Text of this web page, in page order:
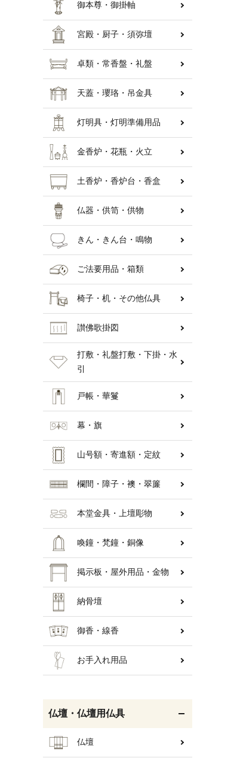
御本尊・御掛軸
宮殿・厨子・須弥壇
卓類・常香盤・礼盤
天蓋・瓔珞・吊金具
灯明具・灯明準備用品
金香炉・花瓶・火立
土香炉・香炉台・香盒
仏器・供笥・供物
きん・きん台・鳴物
ご法要用品・箱類
椅子・机・その他仏具
讃佛歌掛図
打敷・礼盤打敷・下掛・水
引
戸帳・華鬘
幕・旗
山号額・寄進額・定紋
欄間・障子・襖・翠簾
本堂金具・上壇彫物
喚鐘・梵鐘・銅像
掲示板・屋外用品・金物
納骨壇
御香・線香
お手入れ用品
仏壇・仏壇用仏具
仏壇